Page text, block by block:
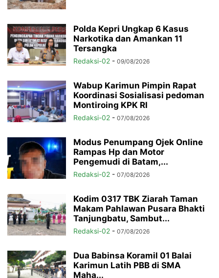
Polda Kepri Ungkap 6 Kasus
Narkotika dan Amankan 11
Tersangka
Redaksi-02 - 09/08/2026
Wabup Karimun Pimpin Rapat
Koordinasi Sosialisasi pedoman
Montiroing KPK RI
Redaksi-02 - 07/08/2026
Modus Penumpang Ojek Online
Rampas Hp dan Motor
Pengemudi di Batam,...
Redaksi-02 - 07/08/2026
Kodim 0317 TBK Ziarah Taman
Makam Pahlawan Pusara Bhakti
Tanjungbatu, Sambut...
Redaksi-02 - 07/08/2026
Dua Babinsa Koramil 01 Balai
Karimun Latih PBB di SMA
Maha...